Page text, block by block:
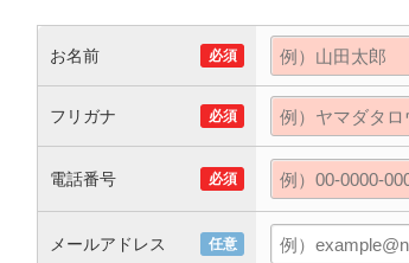
お名前 必須
フリガナ 必須
電話番号 必須
メールアドレス 任意